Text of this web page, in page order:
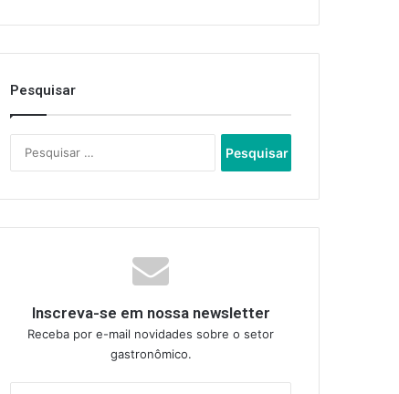
Pesquisar
por:
Inscreva-se em nossa newsletter
Receba por e-mail novidades sobre o setor
gastronômico.